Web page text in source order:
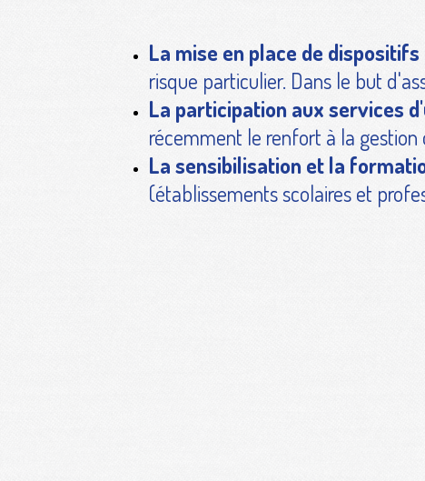
La mise en place de
risque particulier. Dans le but
La participation aux services
récemment le renfort à la gestion
La sensibilisation et la
(établissements scolaires et